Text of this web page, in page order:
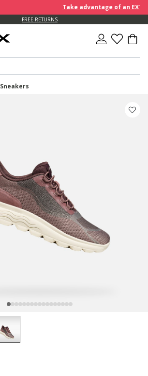
Take advantage of an EXTRA
FREE RETURNS
Sneakers